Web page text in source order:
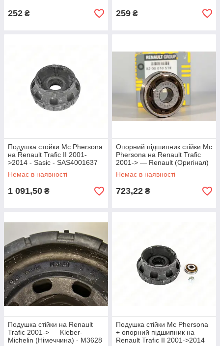
252 ₴ 259 ₴
Подушка стойки Mc Phersona
на Renault Trafic II 2001-
>2014 - Sasic - SAS4001637
Немає в наявності
1 091,50 ₴
Опорний підшипник стійки Mc
Phersona на Renault Trafic
2001-> — Renault (Оригінал)
- 8200010518
Немає в наявності
723,22 ₴
Подушка стійки на Renault
Trafic 2001-> — Kleber-
Michelin (Німеччина) - M3628
Подушка стійки Mc Phersona
+ опорний підшипник на
Renault Trafic II 2001->2014